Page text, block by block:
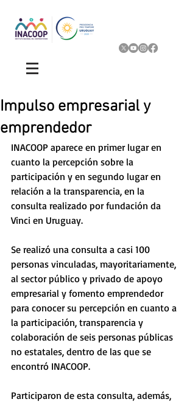
Impulso empresarial y
emprendedor
INACOOP aparece en primer lugar en
cuanto la percepción sobre la
participación y en segundo lugar en
relación a la transparencia, en la
consulta realizado por fundación da
Vinci en Uruguay.
Se realizó una consulta a casi 100
personas vinculadas, mayoritariamente,
al sector público y privado de apoyo
empresarial y fomento emprendedor
para conocer su percepción en cuanto a
la participación, transparencia y
colaboración de seis personas públicas
no estatales, dentro de las que se
encontró INACOOP.
Participaron de esta consulta, además,